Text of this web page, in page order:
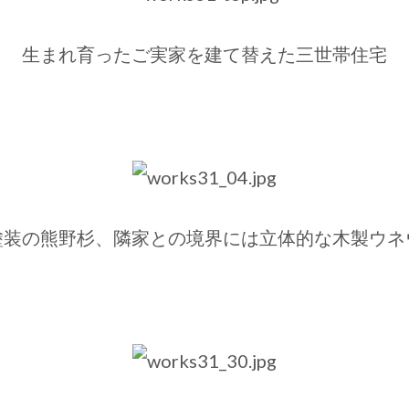
生まれ育ったご実家を建て替えた三世帯住宅
の熊野杉、隣家との境界には立体的な木製ウ